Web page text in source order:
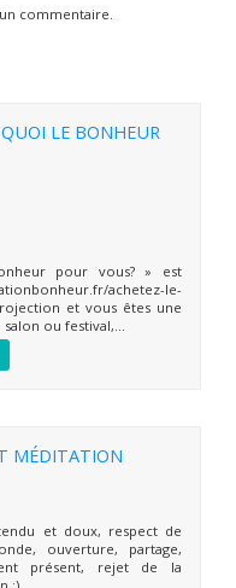
commentaire.
QUOI LE BONHEUR
pour vous? » est
achetez-le-
et vous êtes une
ou festival,...
MÉDITATION
et doux, respect de
ouverture, partage,
présent, rejet de la